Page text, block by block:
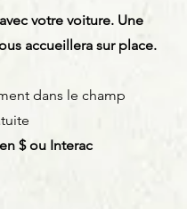
votre voiture. Une
accueillera sur place.
dans le champ
$ ou Interac